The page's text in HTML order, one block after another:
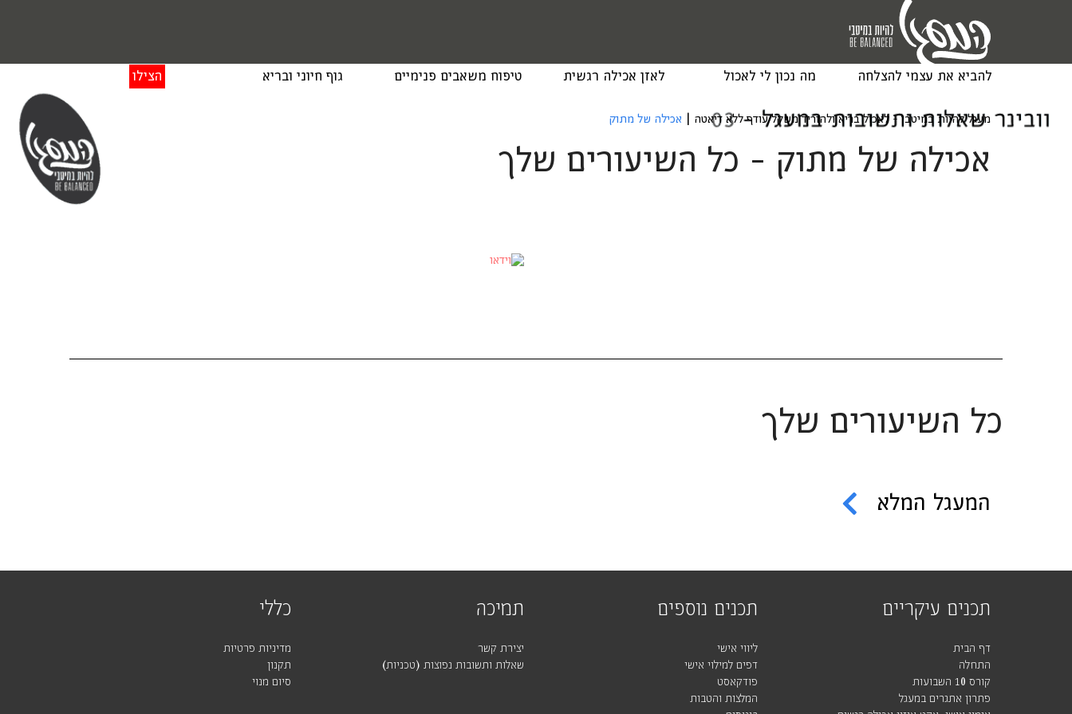
להביא את עצמי להצלחה מה נכון לי לאכול לאזן אכילה רגשית טיפוח משאבים פנימיים גוף חיוני ובריא הצילו
מעגל להיות במיטבי - לאכול בריא ולהוריד משקל עודף ללא דיאטה אכילה של מתוק
אכילה של מתוק - כל השיעורים שלך
כל השיעורים שלך
המעגל המלא
תכנים עיקריים
דף הבית
התחלה
קורס 10 השבועות
פתרון אתגרים במעגל
תכנים נוספים
ליווי אישי
דפים למילוי אישי
פודקאסט
המלצות והטבות
תמיכה
יצירת קשר
שאלות ותשובות נפוצות (טכניות)
כללי
מדיניות פרטיות
תקנון
סיום מנוי